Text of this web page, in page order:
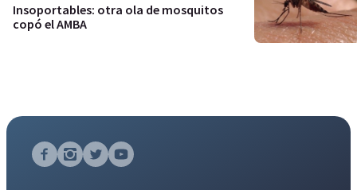
Insoportables: otra ola de mosquitos
copó el AMBA